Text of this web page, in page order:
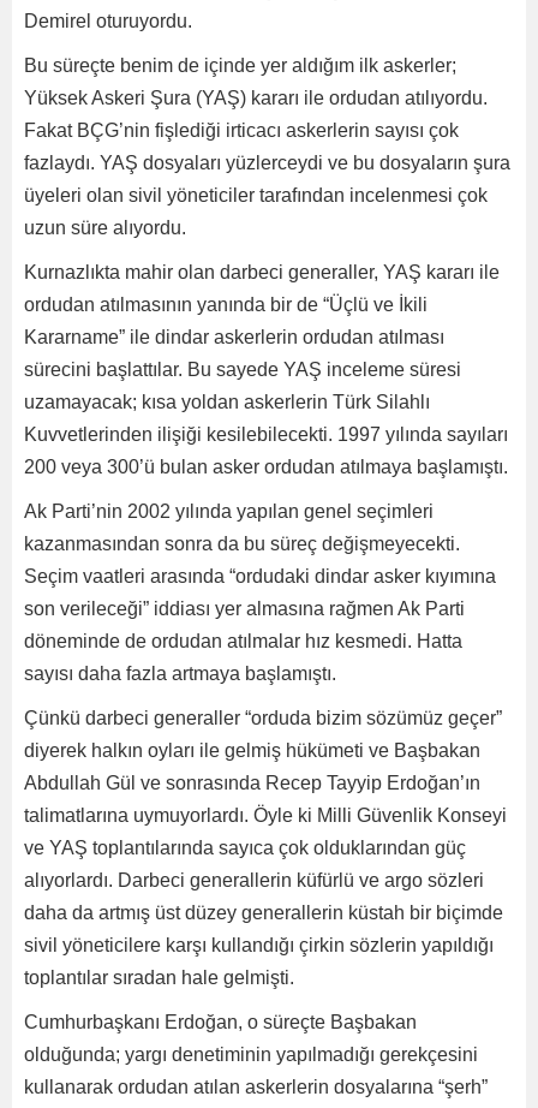
Demirel oturuyordu.
Bu süreçte benim de içinde yer aldığım ilk askerler;
Yüksek Askeri Şura (YAŞ) kararı ile ordudan atılıyordu.
Fakat BÇG’nin fişlediği irticacı askerlerin sayısı çok
fazlaydı. YAŞ dosyaları yüzlerceydi ve bu dosyaların şura
üyeleri olan sivil yöneticiler tarafından incelenmesi çok
uzun süre alıyordu.
Kurnazlıkta mahir olan darbeci generaller, YAŞ kararı ile
ordudan atılmasının yanında bir de “Üçlü ve İkili
Kararname” ile dindar askerlerin ordudan atılması
sürecini başlattılar. Bu sayede YAŞ inceleme süresi
uzamayacak; kısa yoldan askerlerin Türk Silahlı
Kuvvetlerinden ilişiği kesilebilecekti. 1997 yılında sayıları
200 veya 300’ü bulan asker ordudan atılmaya başlamıştı.
Ak Parti’nin 2002 yılında yapılan genel seçimleri
kazanmasından sonra da bu süreç değişmeyecekti.
Seçim vaatleri arasında “ordudaki dindar asker kıyımına
son verileceği” iddiası yer almasına rağmen Ak Parti
döneminde de ordudan atılmalar hız kesmedi. Hatta
sayısı daha fazla artmaya başlamıştı.
Çünkü darbeci generaller “orduda bizim sözümüz geçer”
diyerek halkın oyları ile gelmiş hükümeti ve Başbakan
Abdullah Gül ve sonrasında Recep Tayyip Erdoğan’ın
talimatlarına uymuyorlardı. Öyle ki Milli Güvenlik Konseyi
ve YAŞ toplantılarında sayıca çok olduklarından güç
alıyorlardı. Darbeci generallerin küfürlü ve argo sözleri
daha da artmış üst düzey generallerin küstah bir biçimde
sivil yöneticilere karşı kullandığı çirkin sözlerin yapıldığı
toplantılar sıradan hale gelmişti.
Cumhurbaşkanı Erdoğan, o süreçte Başbakan
olduğunda; yargı denetiminin yapılmadığı gerekçesini
kullanarak ordudan atılan askerlerin dosyalarına “şerh”